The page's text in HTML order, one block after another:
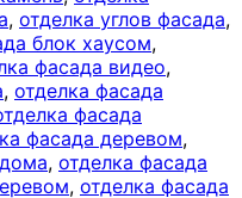
, отделка углов фасада,
блок хаусом,
фасада видео,
, отделка фасада
фасада
фасада деревом,
, отделка фасада
, отделка фасада